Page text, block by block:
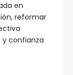
en
reformar
y confianza